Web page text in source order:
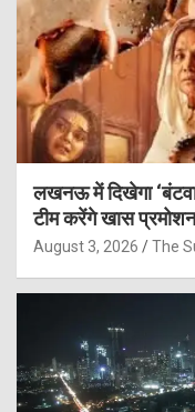
लखनऊ में दिखेगा
टीम करेंगे खास प्रमोशन
August 3, 2026 The